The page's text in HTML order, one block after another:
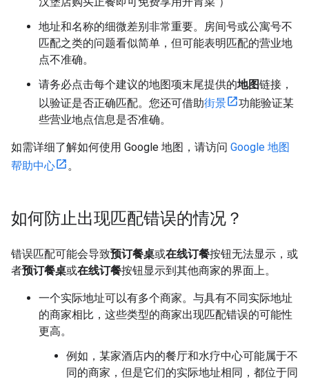
地址和名称的细微差别非常重要。房间号或公寓号不
匹配之类的问题看似简单，但可能表明匹配的营业地
点不准确。
请务必点击每个建议的地图项末尾提供的地图链接，
以验证是否正确匹配。您还可借助街景
功能验证某
些营业地点信息是否准确。
如需详细了解如何使用 Google 地图，请访问 Google 地图
帮助中心
。
如何防止出现匹配错误的情况？
错误匹配可能会导致预订餐桌或在线订餐按钮无法显示，或
者预订餐桌或在线订餐按钮显示到其他商家的界面上。
一个实际地址可以有多个商家。与具有不同实际地址
的商家相比，这些类型的商家出现匹配错误的可能性
更高。
例如，某家酒店内的餐厅和水疗中心可能属于不
同的商家，但是它们的实际地址相同，都位于同